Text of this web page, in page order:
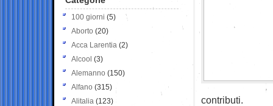
contributi.
100 giorni (5)
Aborto (20)
Acca Larentia (2)
Alcool (3)
Alemanno (150)
Alfano (315)
Alitalia (123)